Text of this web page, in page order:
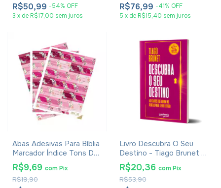
R$50,99 -54% OFF
3 x de R$17,00 sem juros
R$76,99 -41% OFF
5 x de R$15,40 sem juros
Abas Adesivas Para Bíblia
Marcador Índice Tons De
Rosa Pacote Com 3
R$19,90
R$9,69 comPix
Livro Descubra O Seu
Destino - Tiago Brunet -
Versão Econômica
R$53,90
R$20,36 com Pix